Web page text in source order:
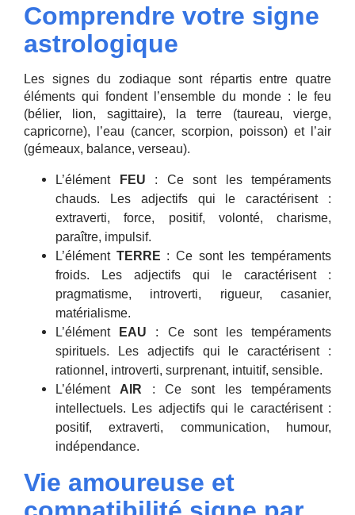
Comprendre votre signe
astrologique
Les signes du zodiaque sont répartis entre quatre
éléments qui fondent l’ensemble du monde : le feu
(bélier, lion, sagittaire), la terre (taureau, vierge,
capricorne), l’eau (cancer, scorpion, poisson) et l’air
(gémeaux, balance, verseau).
L’élément FEU : Ce sont les tempéraments
chauds. Les adjectifs qui le caractérisent :
extraverti, force, positif, volonté, charisme,
paraître, impulsif.
L’élément TERRE : Ce sont les tempéraments
froids. Les adjectifs qui le caractérisent :
pragmatisme, introverti, rigueur, casanier,
matérialisme.
L’élément
EAU : Ce sont les tempéraments
spirituels. Les adjectifs qui le caractérisent :
rationnel, introverti, surprenant, intuitif, sensible.
L’élément AIR : Ce sont les tempéraments
intellectuels. Les adjectifs qui le caractérisent :
positif, extraverti, communication, humour,
indépendance.
Vie amoureuse et